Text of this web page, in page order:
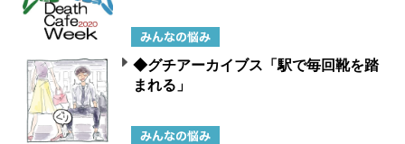
◆グチアーカイブス「駅で毎回靴を踏
まれる」